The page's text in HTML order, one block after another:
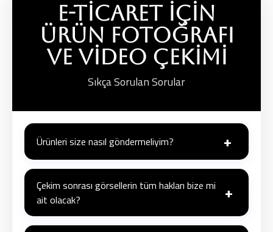
E-Ticaret İçin
Ürün Fotoğrafı
Ve Video Çekimi
Sıkça Sorulan Sorular
Ürünleri size nasıl göndermeliyim? +
Ürünlerinizi anlaşmalı kargo firmaları aracılığıyla veya
elden teslim edebilirsiniz. Çekim sonrası ürünleriniz size
güvenli bir şekilde iade edilir.
Çekim sonrası görsellerin tüm hakları bize mi
ait olacak?
+
Evet, telif hakları anlaşması dahilinde, üretilen